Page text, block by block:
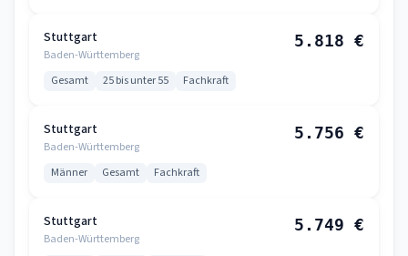
Stuttgart
Baden-Württemberg
5.818 €
Gesamt 25 bis unter 55 Fachkraft
Stuttgart
Baden-Württemberg
5.756 €
Männer Gesamt Fachkraft
Stuttgart
Baden-Württemberg
5.749 €